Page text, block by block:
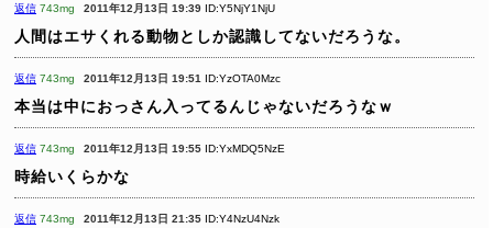
返信 743mg 2011年12月13日 19:39 ID:Y5NjY1NjU
人間はエサくれる動物としか認識してないだろうな。
返信 743mg 2011年12月13日 19:51 ID:YzOTA0Mzc
本当は中におっさん入ってるんじゃないだろうなｗ
返信 743mg 2011年12月13日 19:55 ID:YxMDQ5NzE
時給いくらかな
返信 743mg 2011年12月13日 21:35 ID:Y4NzU4Nzk